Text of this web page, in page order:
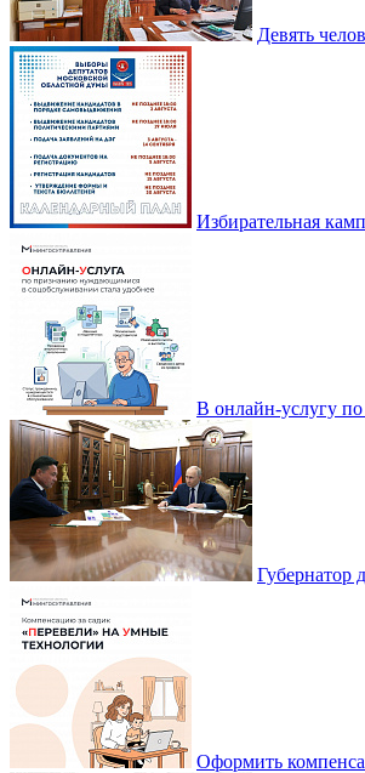
Девять
Избирательная
В онлайн-услугу
Губернатор
Оформить